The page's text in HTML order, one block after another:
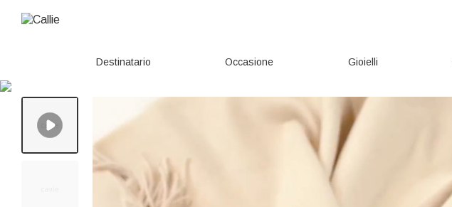
Destinatario Occasione Gioielli